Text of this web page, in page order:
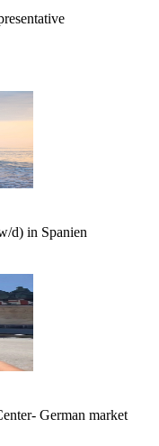
d) in Spanien
German market